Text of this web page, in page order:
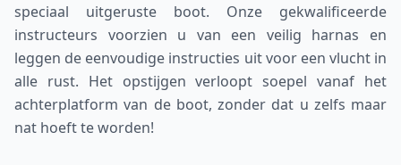
speciaal uitgeruste boot. Onze gekwalificeerde
instructeurs voorzien u van een veilig harnas en
leggen de eenvoudige instructies uit voor een vlucht in
alle rust. Het opstijgen verloopt soepel vanaf het
achterplatform van de boot, zonder dat u zelfs maar
nat hoeft te worden!